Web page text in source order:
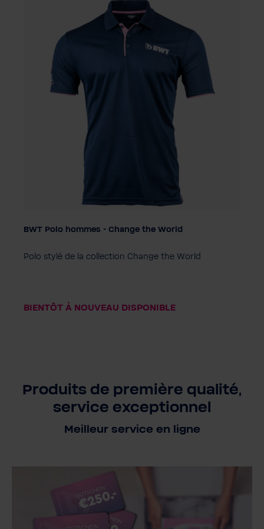
Taille
BWT Polo hommes - Change the World
Polo stylé de la collection Change the World
BIENTÔT À NOUVEAU DISPONIBLE
Produits de première qualité,
service exceptionnel
Meilleur service en ligne